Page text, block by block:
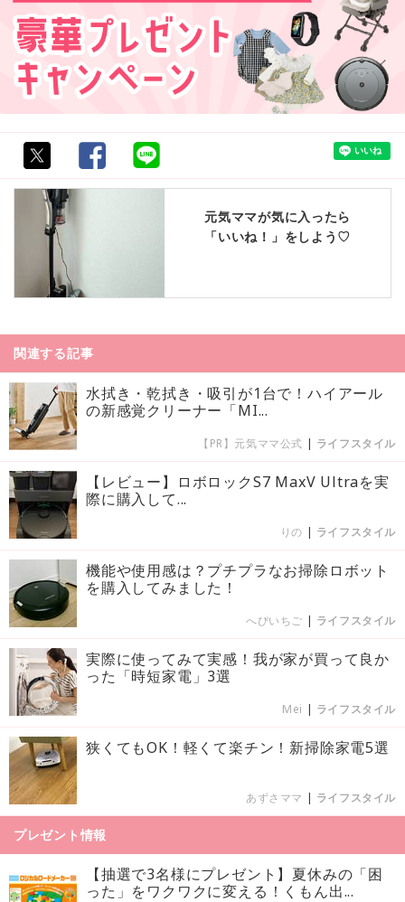
元気ママが気に入ったら
「いいね！」をしよう♡
関連する記事
水拭き・乾拭き・吸引が1台で！ハイアール
の新感覚クリーナー「MI...
【PR】元気ママ公式 | ライフスタイル
【レビュー】ロボロックS7 MaxV Ultraを実
際に購入して...
りの | ライフスタイル
機能や使用感は？プチプラなお掃除ロボット
を購入してみました！
へびいちご | ライフスタイル
実際に使ってみて実感！我が家が買って良か
った「時短家電」3選
Mei | ライフスタイル
狭くてもOK！軽くて楽チン！新掃除家電5選
あずさママ | ライフスタイル
プレゼント情報
【抽選で3名様にプレゼント】夏休みの「困
った」をワクワクに変える！くもん出...